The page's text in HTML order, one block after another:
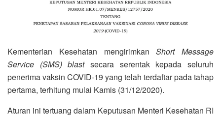
Kementerian Kesehatan mengirimkanShort Message
Service (SMS) blastsecara serentak kepada seluruh
penerima vaksin COVID-19 yang telah terdaftar pada tahap
pertama, terhitung mulai Kamis (31/12/2020).
Aturan ini tertuang dalam Keputusan Menteri Kesehatan RI